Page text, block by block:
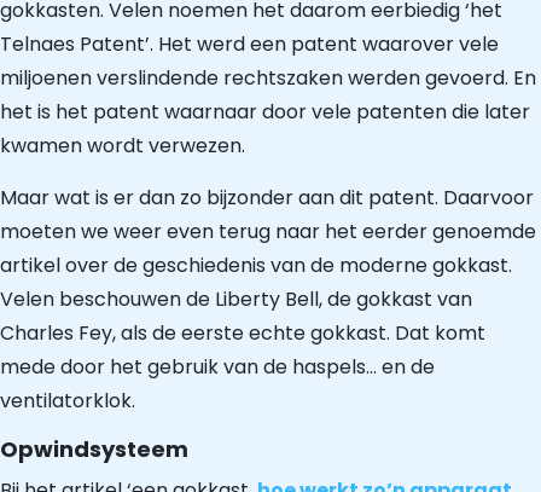
gokkasten. Velen noemen het daarom eerbiedig ‘het
Telnaes Patent’. Het werd een patent waarover vele
miljoenen verslindende rechtszaken werden gevoerd. En
het is het patent waarnaar door vele patenten die later
kwamen wordt verwezen.
Maar wat is er dan zo bijzonder aan dit patent. Daarvoor
moeten we weer even terug naar het eerder genoemde
artikel over de geschiedenis van de moderne gokkast.
Velen beschouwen de Liberty Bell, de gokkast van
Charles Fey, als de eerste echte gokkast. Dat komt
mede door het gebruik van de haspels… en de
ventilatorklok.
Opwindsysteem